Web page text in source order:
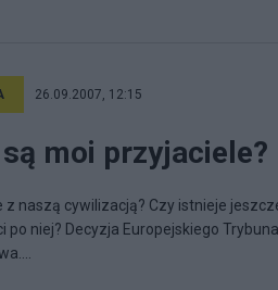
26.09.2007, 12:15
moi przyjaciele?
z naszą cywilizacją? Czy istnieje
po niej? Decyzja Europejskiego